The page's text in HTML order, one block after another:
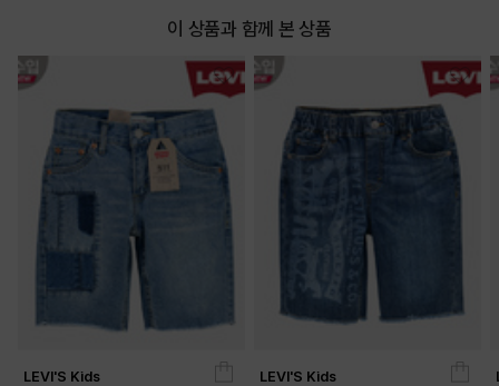
이 상품과 함께 본 상품
LEVI'S Kids
LEVI'S Kids